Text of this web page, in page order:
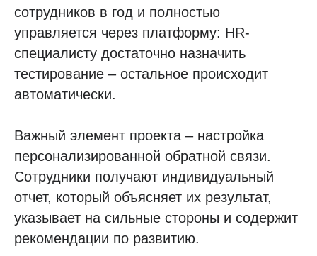
сотрудников в год и полностью
управляется через платформу: HR-
специалисту достаточно назначить
тестирование – остальное происходит
автоматически.
Важный элемент проекта – настройка
персонализированной обратной связи.
Сотрудники получают индивидуальный
отчет, который объясняет их результат,
указывает на сильные стороны и содержит
рекомендации по развитию.